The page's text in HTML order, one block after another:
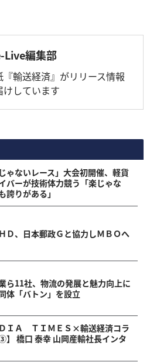
Live編集部
輸送経済』がリリース情報
しています
じゃないレース」大会初開催、軽貨
バーが技術体力競う「楽じゃな
誇りがある」
Ｄ、日本郵政Ｇと協力しＭＢＯへ
ら11社、物流の発展と魅力向上に
体「バトン」を設立
ＤＩＡ ＴＩＭＥＳ×輸送経済コラ
】 橋口 泰幸 山岡産輸社長インタ